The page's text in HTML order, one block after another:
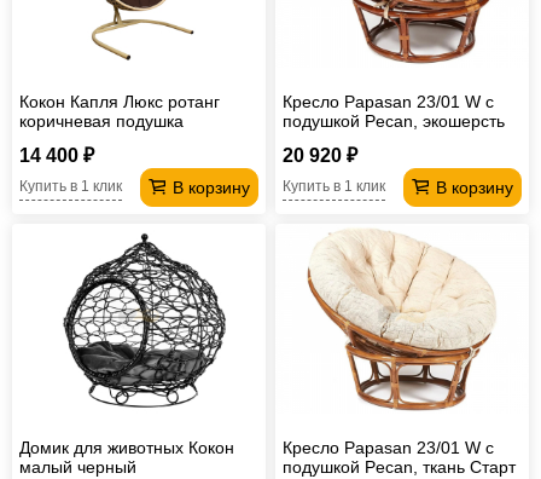
Кокон Капля Люкс ротанг
коричневая подушка
14 400 ₽
В корзину
Купить в 1 клик
Кресло Papasan 23/01 W с
подушкой Pecan, экошерсть
20 920 ₽
В корзину
Купить в 1 клик
Домик для животных Кокон
малый черный
Кресло Papasan 23/01 W с
подушкой Pecan, ткань Старт